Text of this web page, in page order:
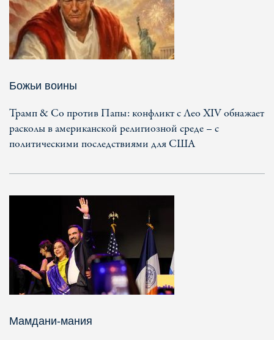
Божьи воины
Трамп & Co против Папы: конфликт с Лео XIV обнажает
расколы в американской религиозной среде – с
политическими последствиями для США
Мамдани-мания